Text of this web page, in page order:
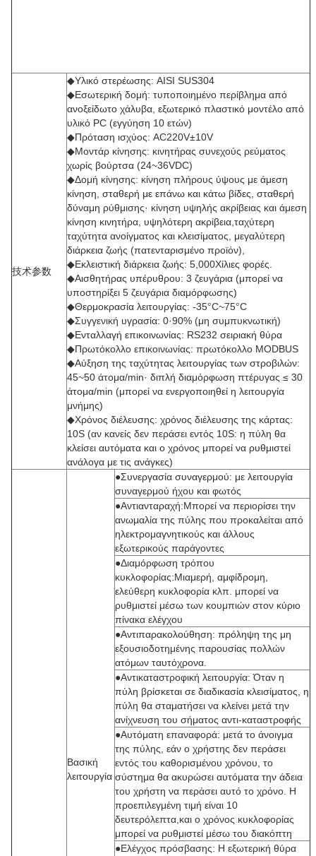
技术参数
◆Υλικό στερέωσης: AISI SUS304
◆Εσωτερική δομή: τυποποιημένο περίβλημα από
ανοξείδωτο χάλυβα, εξωτερικό πλαστικό μοντέλο από
υλικό PC (εγγύηση 10 ετών)
◆Πρόταση ισχύος: AC220V±10V
◆Μοντάρ κίνησης: κινητήρας συνεχούς ρεύματος
χωρίς βούρτσα (24~36VDC)
◆Δομή κίνησης: κίνηση πλήρους ύψους με άμεση
κίνηση, σταθερή με επάνω και κάτω βίδες, σταθερή
δύναμη ρύθμισης· κίνηση υψηλής ακρίβειας και άμεση
κίνηση κινητήρα, υψηλότερη ακρίβεια,ταχύτερη
ταχύτητα ανοίγματος και κλεισίματος, μεγαλύτερη
διάρκεια ζωής (πατενταρισμένο προϊόν),
◆Εκλειστική διάρκεια ζωής: 5,000Χίλιες φορές.
◆Αισθητήρας υπέρυθρου: 3 ζευγάρια (μπορεί να
υποστηρίξει 5 ζευγάρια διαμόρφωσης)
◆Θερμοκρασία λειτουργίας: -35°C~75°C
◆Συγγενική υγρασία: 0·90% (μη συμπυκνωτική)
◆Ενταλλαγή επικοινωνίας: RS232 σειριακή θύρα
◆Πρωτόκολλο επικοινωνίας: πρωτόκολλο MODBUS
◆Αύξηση της ταχύτητας λειτουργίας των στροβιλών:
45~50 άτομα/min· διπλή διαμόρφωση πτέρυγας ≤ 30
άτομα/min (μπορεί να ενεργοποιηθεί η λειτουργία
μνήμης)
◆Χρόνος διέλευσης: χρόνος διέλευσης της κάρτας:
10S (αν κανείς δεν περάσει εντός 10S: η πύλη θα
κλείσει αυτόματα και ο χρόνος μπορεί να ρυθμιστεί
ανάλογα με τις ανάγκες)
Βασική
λειτουργία
●Συνεργασία συναγερμού: με λειτουργία
συναγερμού ήχου και φωτός
●Αντιανταραχή:Μπορεί να περιορίσει την
ανωμαλία της πύλης που προκαλείται από
ηλεκτρομαγνητικούς και άλλους
εξωτερικούς παράγοντες
●Διαμόρφωση τρόπου
κυκλοφορίας:Μιαμερή, αμφίδρομη,
ελεύθερη κυκλοφορία κλπ. μπορεί να
ρυθμιστεί μέσω των κουμπιών στον κύριο
πίνακα ελέγχου
●Αντιπαρακολούθηση: πρόληψη της μη
εξουσιοδοτημένης παρουσίας πολλών
ατόμων ταυτόχρονα.
●Αντικαταστροφική λειτουργία: Όταν η
πύλη βρίσκεται σε διαδικασία κλεισίματος, η
πύλη θα σταματήσει να κλείνει μετά την
ανίχνευση του σήματος αντι-καταστροφής
●Αυτόματη επαναφορά: μετά το άνοιγμα
της πύλης, εάν ο χρήστης δεν περάσει
εντός του καθορισμένου χρόνου, το
σύστημα θα ακυρώσει αυτόματα την άδεια
του χρήστη να περάσει αυτό το χρόνο. Η
προεπιλεγμένη τιμή είναι 10
δευτερόλεπτα,και ο χρόνος κυκλοφορίας
μπορεί να ρυθμιστεί μέσω του διακόπτη
●Ελέγχος πρόσβασης: Η εξωτερική θύρα